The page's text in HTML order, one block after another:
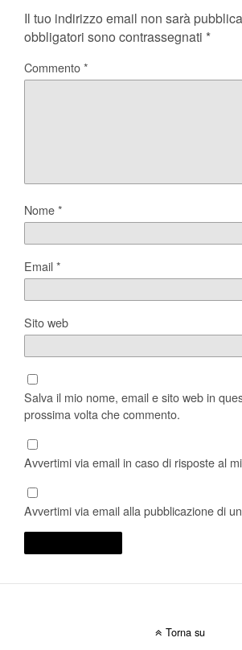
Il tuo indirizzo email non sarà
obbligatori sono contrassegnati *
Commento*
Nome*
Email*
Sito web
Salva il mio nome, email e sito web in
prossima volta che commento.
Avvertimi via email in caso di risposte al
Avvertimi via email alla pubblicazione di
Torna su